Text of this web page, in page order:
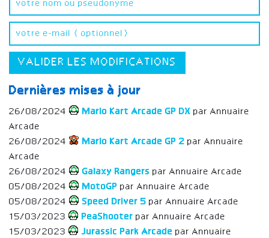
VALIDER LES MODIFICATIONS
Dernières mises à jour
26/08/2024 Mario Kart Arcade GP DX par Annuaire
Arcade
26/08/2024
Mario Kart Arcade GP 2 par Annuaire
Arcade
26/08/2024
Galaxy Rangers par Annuaire Arcade
05/08/2024
MotoGP par Annuaire Arcade
05/08/2024
Speed Driver 5 par Annuaire Arcade
15/03/2023
PeaShooter par Annuaire Arcade
15/03/2023
Jurassic Park Arcade par Annuaire